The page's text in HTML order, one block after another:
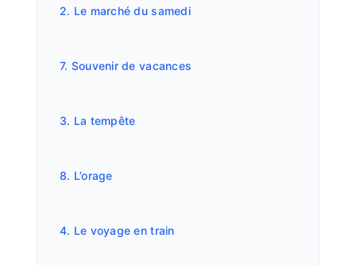
2. Le marché du samedi
7. Souvenir de vacances
3. La tempête
8. L’orage
4. Le voyage en train